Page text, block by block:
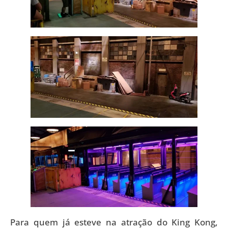
Para quem já esteve na atração do King Kong,